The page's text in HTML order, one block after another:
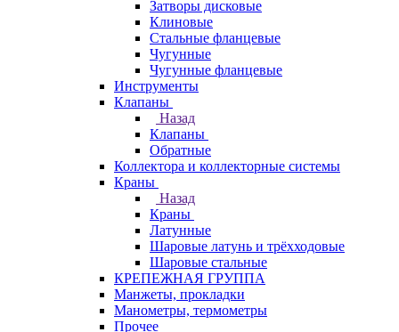
Затворы дисковые
Клиновые
Стальные фланцевые
Чугунные
Чугунные фланцевые
Инструменты
Клапаны
Назад
Клапаны
Обратные
Коллектора и коллекторные системы
Краны
Назад
Краны
Латунные
Шаровые латунь и трёхходовые
Шаровые стальные
КРЕПЕЖНАЯ ГРУППА
Манжеты, прокладки
Манометры, термометры
Прочее